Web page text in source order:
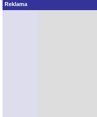
Reklama